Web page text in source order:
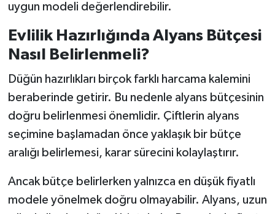
uygun modeli değerlendirebilir.
Evlilik Hazırlığında Alyans Bütçesi
Nasıl Belirlenmeli?
Düğün hazırlıkları birçok farklı harcama kalemini
beraberinde getirir. Bu nedenle alyans bütçesinin
doğru belirlenmesi önemlidir. Çiftlerin alyans
seçimine başlamadan önce yaklaşık bir bütçe
aralığı belirlemesi, karar sürecini kolaylaştırır.
Ancak bütçe belirlerken yalnızca en düşük fiyatlı
modele yönelmek doğru olmayabilir. Alyans, uzun